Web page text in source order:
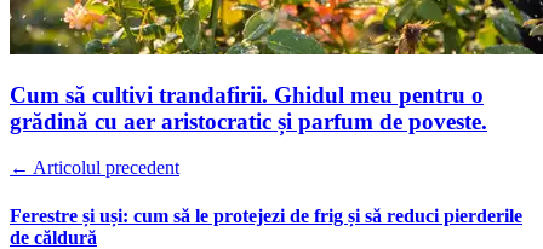
Cum să cultivi trandafirii. Ghidul meu pentru o
grădină cu aer aristocratic și parfum de poveste.
← Articolul precedent
Ferestre și uși: cum să le protejezi de frig și să reduci pierderile
de căldură